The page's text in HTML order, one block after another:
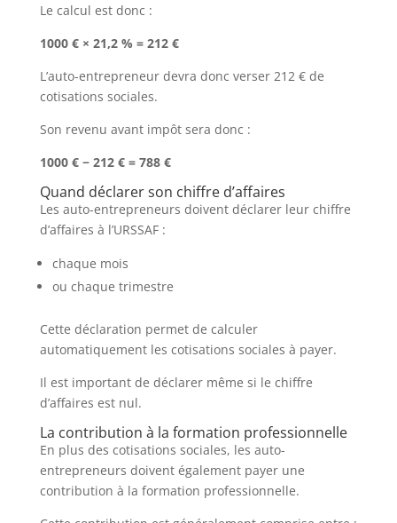
Le calcul est donc :
1000 € × 21,2 % = 212 €
L’auto-entrepreneur devra donc verser 212 € de
cotisations sociales.
Son revenu avant impôt sera donc :
1000 € − 212 € = 788 €
Quand déclarer son chiffre d’affaires
Les auto-entrepreneurs doivent déclarer leur chiffre
d’affaires à l’URSSAF :
chaque mois
ou chaque trimestre
Cette déclaration permet de calculer
automatiquement les cotisations sociales à payer.
Il est important de déclarer même si le chiffre
d’affaires est nul.
La contribution à la formation professionnelle
En plus des cotisations sociales, les auto-
entrepreneurs doivent également payer une
contribution à la formation professionnelle.